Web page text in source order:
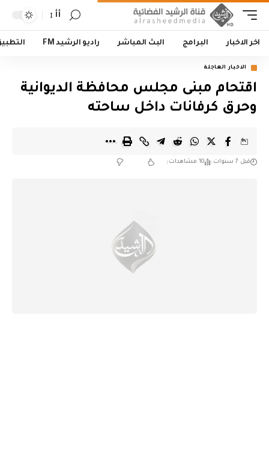
أأ
اخر الاخبار البرامج البث المباشر راديو الرشيد FM
الاخبار العاجلة
اقتحام مبنى مجلس محافظة الديوانية
وحرق كرفانات داخل ساحته
قبل 7 سنوات 10 مشاهدات